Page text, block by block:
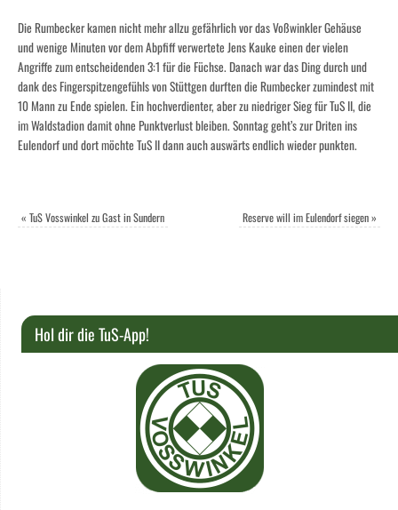
Die Rumbecker kamen nicht mehr allzu gefährlich vor das Voßwinkler Gehäuse
und wenige Minuten vor dem Abpfiff verwertete Jens Kauke einen der vielen
Angriffe zum entscheidenden 3:1 für die Füchse. Danach war das Ding durch und
dank des Fingerspitzengefühls von Stüttgen durften die Rumbecker zumindest mit
10 Mann zu Ende spielen. Ein hochverdienter, aber zu niedriger Sieg für TuS II, die
im Waldstadion damit ohne Punktverlust bleiben. Sonntag geht’s zur Driten ins
Eulendorf und dort möchte TuS II dann auch auswärts endlich wieder punkten.
« TuS Vosswinkel zu Gast in Sundern Reserve will im Eulendorf siegen»
Hol dir die TuS-App!